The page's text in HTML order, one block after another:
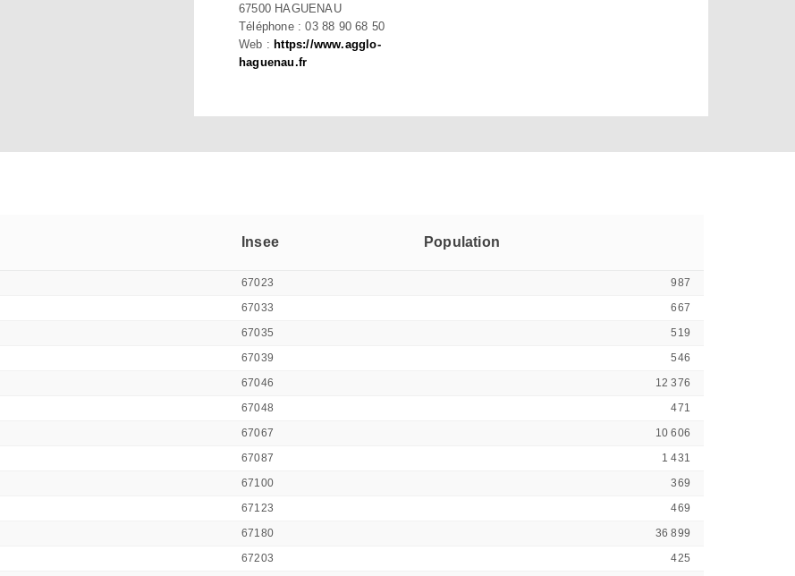
67500 HAGUENAU
Téléphone : 03 88 90 68 50
Web : https://www.agglo-
haguenau.fr
Insee Population
67023
987
67033
667
67035
519
67039
546
67046
12 376
67048
471
67067
10 606
67087
1 431
67100
369
67123
469
67180
36 899
67203
425